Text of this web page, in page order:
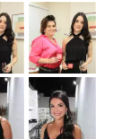
&nbsp;
&nbsp;